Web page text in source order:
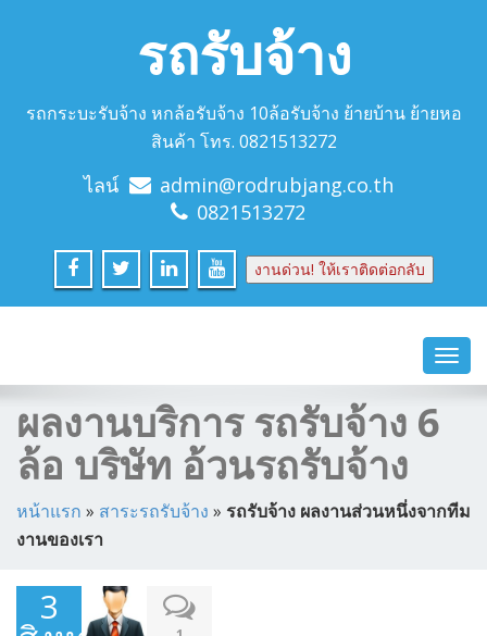
รถรับจ้าง
รถกระบะรับจ้าง หกล้อรับจ้าง 10ล้อรับจ้าง ย้ายบ้าน ย้ายหอ
สินค้า โทร. 0821513272
ไลน์
admin@rodrubjang.co.th
0821513272
งานด่วน! ให้เราติดต่อกลับ
ผลงานบริการ รถรับจ้าง 6
ล้อ บริษัท อ้วนรถรับจ้าง
หน้าแรก » สาระรถรับจ้าง » รถรับจ้าง ผลงานส่วนหนึ่งจากทีม
งานของเรา
3